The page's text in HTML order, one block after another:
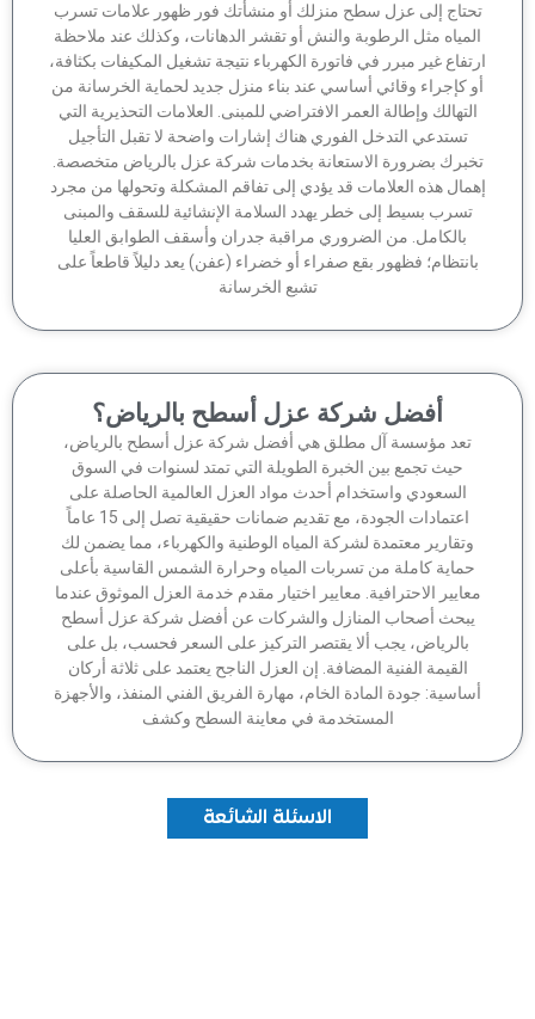
إلى عزل سطح منزلك أو منشأتك فور ظهور علامات تسرب
مثل الرطوبة والنش أو تقشر الدهانات، وكذلك عند ملاحظة
غير مبرر في فاتورة الكهرباء نتيجة تشغيل المكيفات بكثافة،
كإجراء وقائي أساسي عند بناء منزل جديد لحماية الخرسانة من
وإطالة العمر الافتراضي للمبنى. العلامات التحذيرية التي
تستدعي التدخل الفوري هناك إشارات واضحة لا تقبل التأجيل
بضرورة الاستعانة بخدمات شركة عزل بالرياض متخصصة.
هذه العلامات قد يؤدي إلى تفاقم المشكلة وتحولها من مجرد
تسرب بسيط إلى خطر يهدد السلامة الإنشائية للسقف والمبنى
بالكامل. من الضروري مراقبة جدران وأسقف الطوابق العليا
فظهور بقع صفراء أو خضراء (عفن) يعد دليلاً قاطعاً على
تشبع الخرسانة
أفضل شركة عزل أسطح بالرياض؟
تعد مؤسسة آل مطلق هي أفضل شركة عزل أسطح بالرياض،
حيث تجمع بين الخبرة الطويلة التي تمتد لسنوات في السوق
السعودي واستخدام أحدث مواد العزل العالمية الحاصلة على
اعتمادات الجودة، مع تقديم ضمانات حقيقية تصل إلى 15 عاماً
وتقارير معتمدة لشركة المياه الوطنية والكهرباء، مما يضمن لك
حماية كاملة من تسربات المياه وحرارة الشمس القاسية بأعلى
الاحترافية. معايير اختيار مقدم خدمة العزل الموثوق عندما
يبحث أصحاب المنازل والشركات عن أفضل شركة عزل أسطح
بالرياض، يجب ألا يقتصر التركيز على السعر فحسب، بل على
القيمة الفنية المضافة. إن العزل الناجح يعتمد على ثلاثة أركان
جودة المادة الخام، مهارة الفريق الفني المنفذ، والأجهزة
المستخدمة في معاينة السطح وكشف
الاسئلة الشائعة